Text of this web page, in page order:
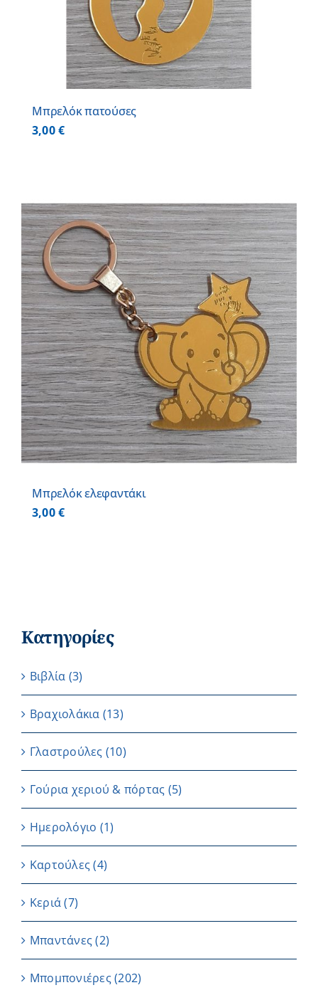
Μπρελόκ πατούσες
3,00€
Μπρελόκ ελεφαντάκι
3,00€
Κατηγορίες
Βιβλία (3)
Βραχιολάκια (13)
Γλαστρούλες (10)
Γούρια χεριού & πόρτας (5)
Ημερολόγιο (1)
Καρτούλες (4)
Κεριά (7)
Μπαντάνες (2)
Μπομπονιέρες(202)